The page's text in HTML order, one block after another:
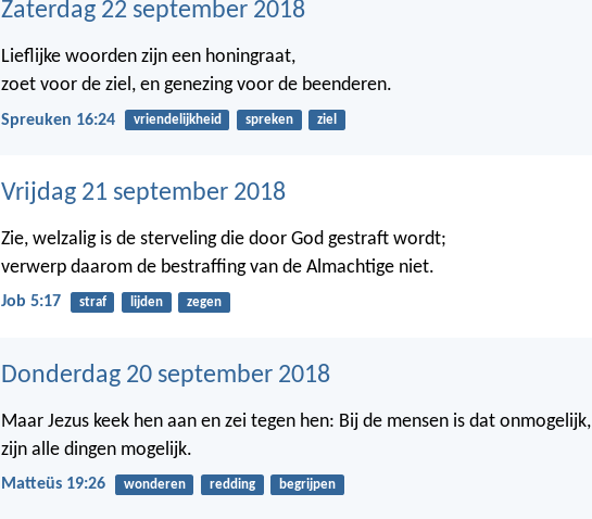
Zaterdag 22 september 2018
Lieflijke woorden zijn een honingraat,
zoet voor de ziel, en genezing voor de beenderen.
Spreuken 16:24 vriendelijkheid spreken ziel
Vrijdag 21 september 2018
Zie, welzalig is de sterveling die door God gestraft wordt;
verwerp daarom de bestraffing van de Almachtige niet.
Job 5:17 straf lijden zegen
Donderdag 20 september 2018
Maar Jezus keek hen aan en zei tegen hen: Bij de mensen is dat
zijn alle dingen mogelijk.
Matteüs 19:26 wonderen redding begrijpen